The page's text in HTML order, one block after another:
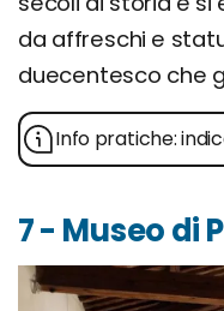
da affreschi e
duecentesco che
Info pratiche:
7 - Museo di